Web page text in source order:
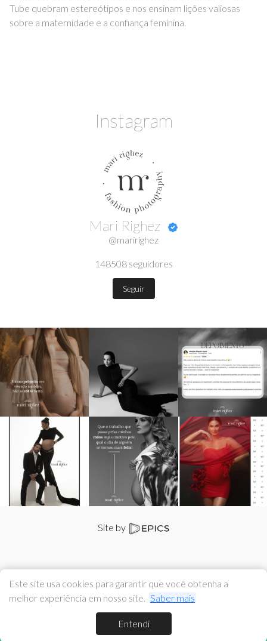
Este site usa cookies para garantir que você obtenha a
melhor experiência em nosso site. Saber mais
Entendi
Tube quebram estereótipos e nos ensinam lições valiosas
sobre a maternidade e a confiança feminina.
Instagram
Mari Righez
@maririghez
148508 seguidores
Seguir
Site by
Pedir Orçamento